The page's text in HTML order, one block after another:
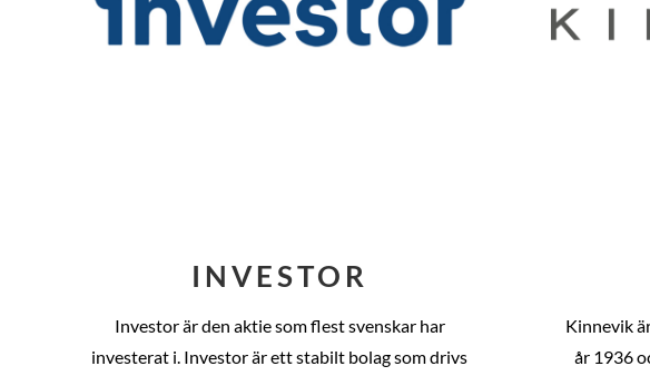
INVESTOR
Investor är den aktie som flest svenskar har
investerat i. Investor är ett stabilt bolag som drivs
Kinnevik
år 1936